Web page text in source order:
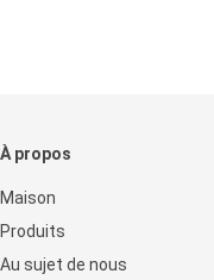
À propos
Maison
Produits
Au sujet de nous